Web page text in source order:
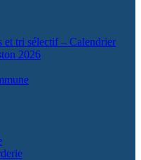
et tri sélectif – Calendrier
2026